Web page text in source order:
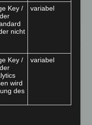
Key /
nicht
variabel
Key /
wird
des
variabel